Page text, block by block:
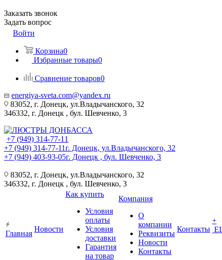
Заказать звонок
Задать вопрос
Войти
Корзина0
Избранные товары0
Сравнение товаров0
energiya-sveta.com@yandex.ru
83052, г. Донецк, ул.Владычанского, 32
346332, г. Донецк , бул. Шевченко, 3
+7 (949) 314-77-11
+7 (949) 314-77-11г. Донецк, ул.Владычанского, 32
+7 (949) 403-93-05г. Донецк , бул. Шевченко, 3
83052, г. Донецк, ул.Владычанского, 32
346332, г. Донецк , бул. Шевченко, 3
Главная
Новости
Как купить
Условия
оплаты
Условия
доставки
Гарантия
на товар
Компания
О
компании
Реквизиты
Новости
Контакты
Контакты
+